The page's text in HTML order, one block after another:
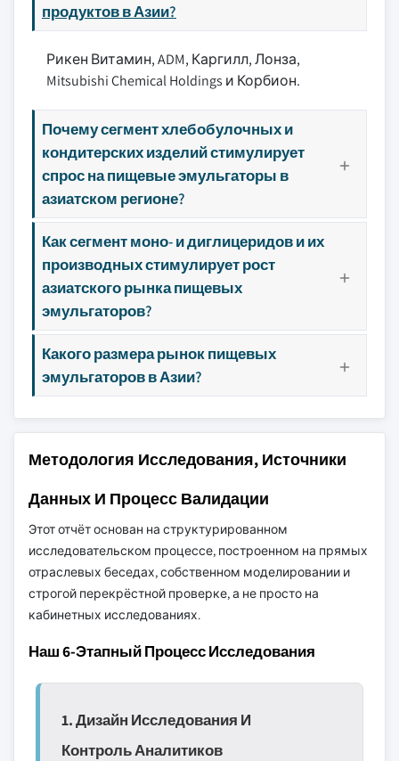
продуктов в Азии?
Рикен Витамин, ADM, Каргилл, Лонза,
Mitsubishi Chemical Holdings и Корбион.
Почему сегмент хлебобулочных и
кондитерских изделий стимулирует
спрос на пищевые эмульгаторы в
азиатском регионе?
Как сегмент моно- и диглицеридов и их
производных стимулирует рост
азиатского рынка пищевых
эмульгаторов?
Какого размера рынок пищевых
эмульгаторов в Азии?
Методология Исследования, Источники
Данных И Процесс Валидации
Этот отчёт основан на структурированном
исследовательском процессе, построенном на прямых
отраслевых беседах, собственном моделировании и
строгой перекрёстной проверке, а не просто на
кабинетных исследованиях.
Наш 6-Этапный Процесс Исследования
1. Дизайн Исследования И
Контроль Аналитиков